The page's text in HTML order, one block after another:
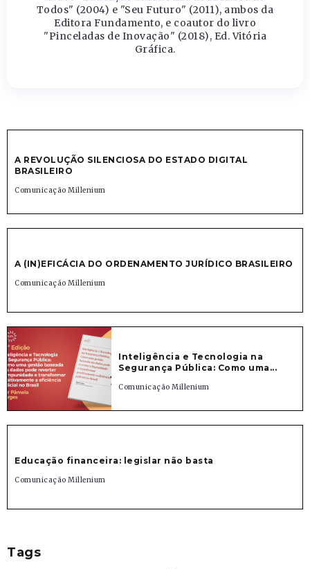
Todos" (2004) e "Seu Futuro" (2011), ambos da
Editora Fundamento, e coautor do livro
"Pinceladas de Inovação" (2018), Ed. Vitória
Gráfica.
A REVOLUÇÃO SILENCIOSA DO ESTADO DIGITAL
BRASILEIRO
Comunicação Millenium
A (IN)EFICÁCIA DO ORDENAMENTO JURÍDICO BRASILEIRO
Comunicação Millenium
Inteligência e Tecnologia na
Segurança Pública: Como uma...
Comunicação Millenium
Educação financeira: legislar não basta
Comunicação Millenium
Tags